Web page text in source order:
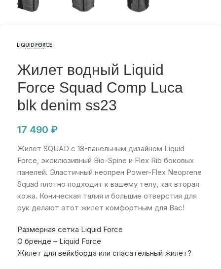
Жилет водный Liquid
Force Squad Comp Luca
blk denim ss23
17 490 ₽
Жилет SQUAD с 18-панельным дизайном Liquid
Force, эксклюзивный Bio-Spine и Flex Rib боковых
панелей. Эластичный неопрен Power-Flex Neoprene
Squad плотно подходит к вашему телу, как вторая
кожа. Коническая талия и большие отверстия для
рук делают этот жилет комфортным для Вас!
Размерная сетка Liquid Force
О бренде – Liquid Force
Жилет для вейкборда или спасательный жилет?